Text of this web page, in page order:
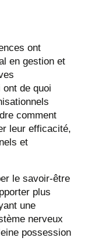
ont
en gestion et
de quoi
comment
leur efficacité,
et
le savoir-être
plus
une
nerveux
possession